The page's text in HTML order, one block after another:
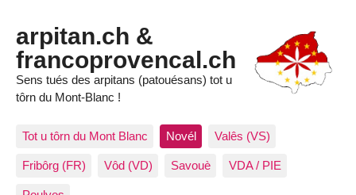
arpitan.ch &
francoprovencal.ch
Sens tués des arpitans (patouésans) tot u
tôrn du Mont-Blanc !
Tot u tôrn du Mont Blanc Novél Valês (VS)
Fribôrg (FR) Vôd (VD) Savouè VDA / PIE